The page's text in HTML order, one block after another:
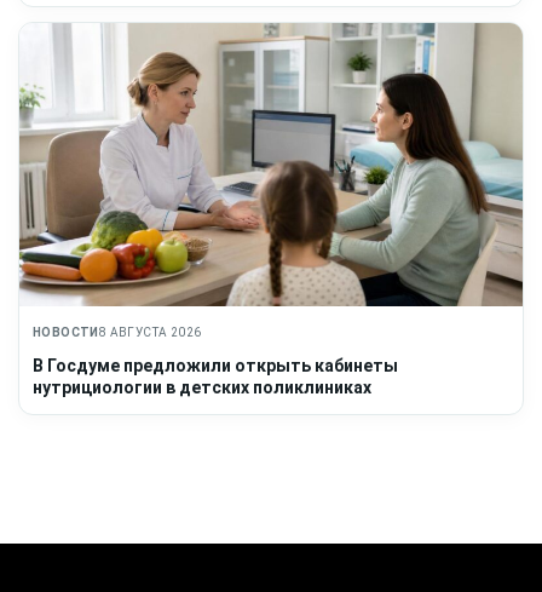
НОВОСТИ 8 АВГУСТА 2026
В Госдуме предложили открыть кабинеты
нутрициологии в детских поликлиниках